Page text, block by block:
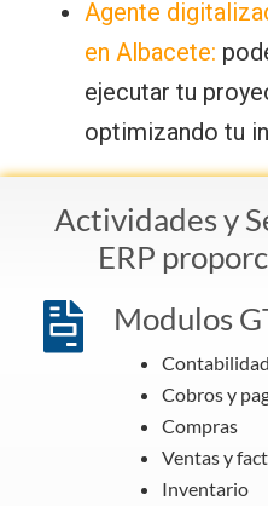
Agente
en Albacete:
ejecutar tu
optimizando tu
Actividades y
ERP
Modulos
Contabilidad
Cobros y
Compras
Ventas y
Inventario